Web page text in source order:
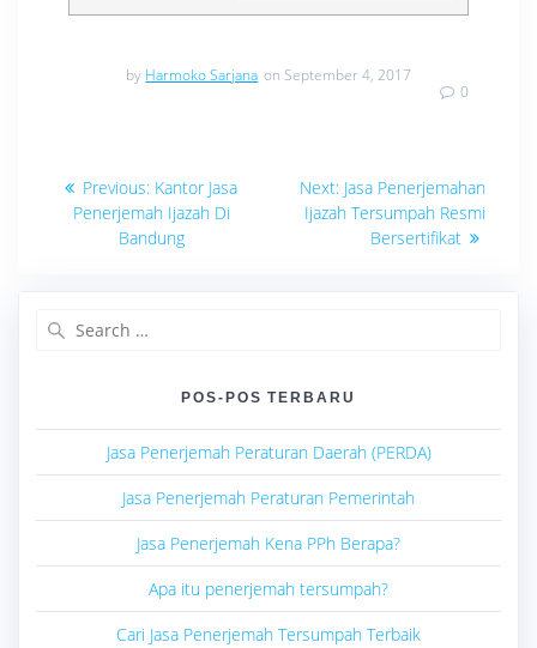
by Harmoko Sarjana on September 4, 2017
0
Navigasi
pos
Previous: Previous
post:
Kantor Jasa
Penerjemah Ijazah Di
Bandung
Next: Next
post:
Jasa Penerjemahan
Ijazah Tersumpah Resmi
Bersertifikat
POS-POS TERBARU
Jasa Penerjemah Peraturan Daerah (PERDA)
Jasa Penerjemah Peraturan Pemerintah
Jasa Penerjemah Kena PPh Berapa?
Apa itu penerjemah tersumpah?
Cari Jasa Penerjemah Tersumpah Terbaik